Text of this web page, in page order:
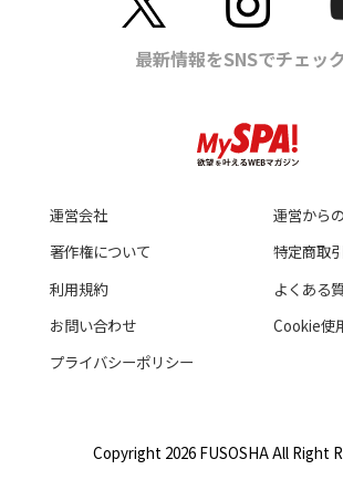
運営会社
運営から
著作権について
特定商取
利用規約
よくある
お問い合わせ
Cookie使
プライバシーポリシー
Copyright 2026 FUSOSHA All Right